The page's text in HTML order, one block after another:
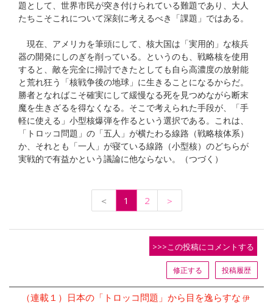
題として、世界市民が突き付けられている難題であり、大人
たちこそこれについて深刻に考えるべき「課題」ではある。
現在、アメリカを筆頭にして、核大国は「実用的」な核兵
器の開発にしのぎを削っている。というのも、戦略核を使用
すると、敵を完全に掃討できたとしても自ら高濃度の放射能
と荒れ狂う「核戦争後の地球」に生きることになるからだ。
勝者となればこそ確実にして緩慢なる死を見つめながら断末
魔を生きざるを得なくなる。そこで考えられた手段が、「手
軽に使える」小型核爆弾を作るという選択である。これは、
「トロッコ問題」の「五人」が横たわる線路（戦略核体系）
か、それとも「一人」が寝ている線路（小型核）のどちらが
実戦的で有益かという議論に他ならない。（つづく）
＜ 1 2 ＞
>>>この投稿にコメントする
修正する 投稿履歴
（連載１）日本の「トロッコ問題」から目を逸らすな 伊